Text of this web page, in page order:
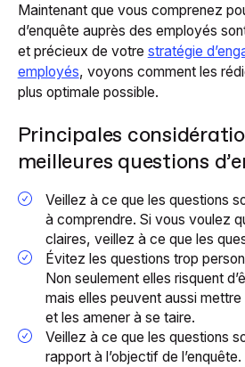
Maintenant que vous comprenez
d’enquête auprès des employés
et précieux de votre stratégie
employés, voyons comment les
plus optimale possible.
Principales
meilleures questions
Veillez à ce que les questions
à comprendre. Si vous voulez
claires, veillez à ce que les
Évitez les questions trop
Non seulement elles risquent
mais elles peuvent aussi mettre
et les amener à se taire.
Veillez à ce que les questions
rapport à l’objectif de